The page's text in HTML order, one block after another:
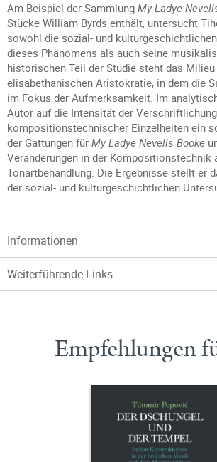
Am Beispiel der Sammlung My Ladye
Stücke William Byrds enthält, untersucht
sowohl die sozial- und
dieses Phänomens als auch seine
historischen Teil der Studie steht das Milieu
elisabethanischen Aristokratie, in dem die
im Fokus der Aufmerksamkeit. Im
Autor auf die Intensität der Verschriftlichung
kompositionstechnischer Einzelheiten ein
der Gattungen für My Ladye Nevells Booke
Veränderungen in der Kompositionstechnik
Tonartbehandlung. Die Ergebnisse stellt er
der sozial- und kulturgeschichtlichen
Informationen
Weiterführende Links
Empfehlungen